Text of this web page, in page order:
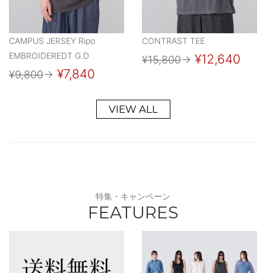
CAMPUS JERSEY Ripo
EMBROIDEREDT G.D
¥9,800→ ¥7,840
CONTRAST TEE
¥15,800→ ¥12,640
VIEW ALL
特集・キャンペーン
FEATURES